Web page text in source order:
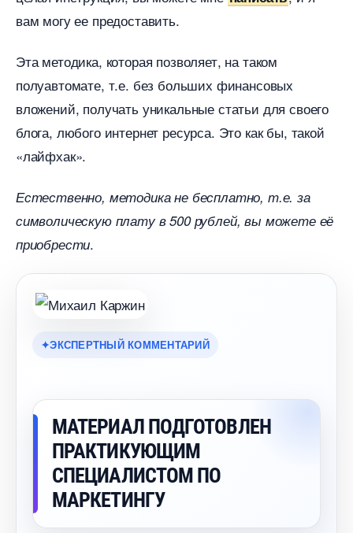
ам могу ее предоставить.
Эта методика, которая позволяет, на таком
полуавтомате, т.е. без больших финансовых
ложений, получать уникальные статьи для своего
лога, любого интернет ресурса. Это как бы, такой
«лайфхак».
Естественно, методика не бесплатно, т.е. за
символическую плату в 500 рублей, вы можете её
приобрести.
ЭКСПЕРТНЫЙ КОММЕНТАРИЙ
МАТЕРИАЛ ПОДГОТОВЛЕН
ПРАКТИКУЮЩИМ
СПЕЦИАЛИСТОМ ПО
МАРКЕТИНГУ